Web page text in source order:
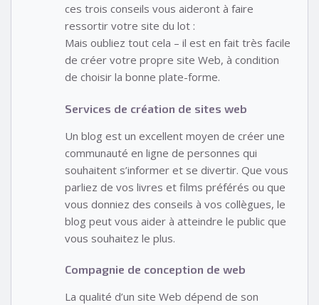
ces trois conseils vous aideront à faire
ressortir votre site du lot :
Mais oubliez tout cela – il est en fait très facile
de créer votre propre site Web, à condition
de choisir la bonne plate-forme.
Services de création de sites web
Un blog est un excellent moyen de créer une
communauté en ligne de personnes qui
souhaitent s’informer et se divertir. Que vous
parliez de vos livres et films préférés ou que
vous donniez des conseils à vos collègues, le
blog peut vous aider à atteindre le public que
vous souhaitez le plus.
Compagnie de conception de web
La qualité d’un site Web dépend de son